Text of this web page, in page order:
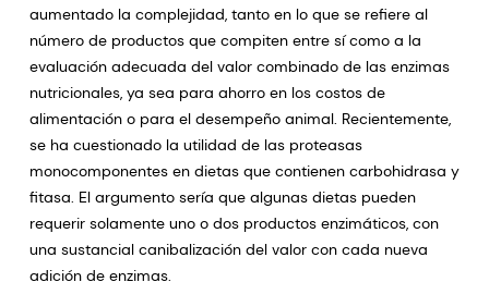
aumentado la complejidad, tanto en lo que se refiere al
número de productos que compiten entre sí como a la
evaluación adecuada del valor combinado de las enzimas
nutricionales, ya sea para ahorro en los costos de
alimentación o para el desempeño animal. Recientemente,
se ha cuestionado la utilidad de las proteasas
monocomponentes en dietas que contienen carbohidrasa y
fitasa. El argumento sería que algunas dietas pueden
requerir solamente uno o dos productos enzimáticos, con
una sustancial canibalización del valor con cada nueva
adición de enzimas.